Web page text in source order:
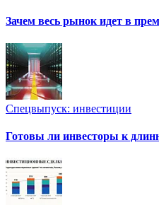
Зачем весь рынок идет в
Спецвыпуск: инвестиции
Готовы ли инвесторы к